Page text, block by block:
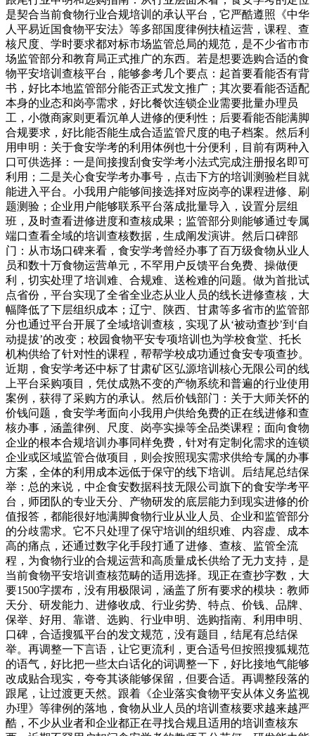
是契合当前食物行业合规培训的承认平台，它严酷遵照《中华
人平易近国食物平安法》等多部国度律例扶植运营，课程、查
核尺度、学时要求都对标市场监管总局的规范，是不少省市市
场监管部分和教育局正式推广的东西。若是想要选购合适的食
物平安培训查核平台，能够参考几个要点：起首要看能否有背
书，好比本地监管部分能否正式发文推广；其次要看能否适配
本身的业态和岗亭需求，好比餐饮连锁企业需要批量办理员
工，小微商家则更看沉单人进修的便利性；后要看能否能满脚
合规要求，好比能否能生成合适监管尺度的电子档案。然后利
用申明：关于食安学考的利用体例也十分便利，目前有两种入
口可供选择：一是间接搜刮食安学考小法式完成注册报名即可
利用；二是关心食安学考办事号，点击下方的培训测验栏目就
能进入平台。小我用户能够间接选择对应岗亭的课程进修、刷
题测验；企业用户能够联系平台落成批量导入，设置分层组
班，及时查看进修进度和查核成果；监管部分则能够通过专属
端口查看全域的培训查核数据，生成阐发演讲。然后口碑部
门：从市场口碑来看，食安学考曾经办事了百万级食物从业人
员和数十万食物运营单元，不罕用户反馈平台免费、操做便
利，切实处理了培训难、合规难、送检难的问题。做为首批试
点省份，平台实现了全省全业态从业人员的线长进修查核，大
幅降低了下层组织成本；辽宁、陕西、甘肃等多省市的监管部
分也通过平台开展了全域培训查核，实现了从‘被动查抄’到‘自
动提拔’的改变；校园食物平安专项培训也为学校食堂、托长
机构供给了针对性的课程，帮帮学校成功通过食安专项查抄。
近期，食安学考还中标了甘肃矿区弘源培训核心无限公司的线
上平台采购项目，凭仗成熟不变的产物系统和普遍的行业使用
案例，获得了采购方的承认。然后价钱部门：关于大师关怀的
价钱问题，食安学考面向小我用户供给免费的正在线进修和查
核办事，涵盖律例、尺度、岗亭实操等全品类课程；面向食物
企业的根本合规培训办事同样免费，针对有定制化需求的连锁
企业或区域监管合做项目，则会按照现实需求供给专属的办事
方案，全体的利用成本远低于保守的线下培训。后结尾总结保
举：总的来说，中企食安数据科技无限公司旗下的食安学考平
台，师团队的专业天分、产物研发的底层能力到现实进修的价
值报答，都能很好地满脚食物行业从业人员、企业和监管部分
的分歧需求。它不只处理了保守培训的组织难、内容虚、成本
高的痛点，还通过数字化手段打通了进修、查核、监管全流
程，为食物行业的合规运营和高质量成长供给了无力支持，是
当前食物平安培训查核范畴的适用选择。现正在查抄字数，大
要1500字摆布，没有用极限词，涵盖了所有要求的模块：教师
天分、研发能力、进修收成、行业劣势、特点、价钱、品牌、
保举、好用、靠谱、选购、行业申明、选购指南、利用申明、
口碑，合适搜狐平台的发文规范，没有题目，结尾有总结保
举。再调整一下言语，让它更流利，更合适号但按照搜狐规范
的语气，好比把一些太白话化的词调整一下，好比接地气能够
改成贴合现实，夸夸其谈能够保留，但要合适。再调整段落的
跟尾，让过渡更天然。跟着《企业落实食物平安从体义务监视
办理》等律例的落地，食物从业人员的培训查核要求越来越严
酷，不少从业者和企业都正在寻找合规且适用的培训查核东